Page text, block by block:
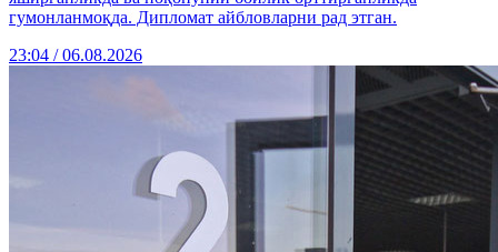
гумонланмоқда. Дипломат айбловларни рад этган.
23:04 / 06.08.2026